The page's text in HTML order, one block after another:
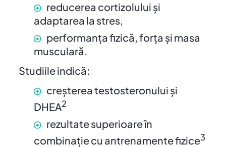
reducerea cortizolului și
adaptarea la stres,
performanța fizică, forța și masa
musculară.
Studiile indică:
creșterea testosteronului și
DHEA2
rezultate superioare în
combinație cu antrenamente fizice3